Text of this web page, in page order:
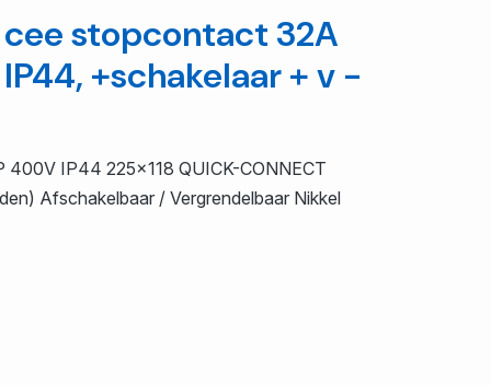
stopcontact 32A
+schakelaar + v -
IP44 225x118 QUICK-CONNECT
Afschakelbaar / Vergrendelbaar Nikkel